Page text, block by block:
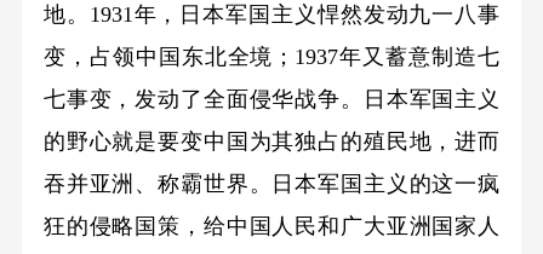
地。1931年，日本军国主义悍然发动九一八事
变，占领中国东北全境；1937年又蓄意制造七
七事变，发动了全面侵华战争。日本军国主义
的野心就是要变中国为其独占的殖民地，进而
吞并亚洲、称霸世界。日本军国主义的这一疯
狂的侵略国策，给中国人民和广大亚洲国家人